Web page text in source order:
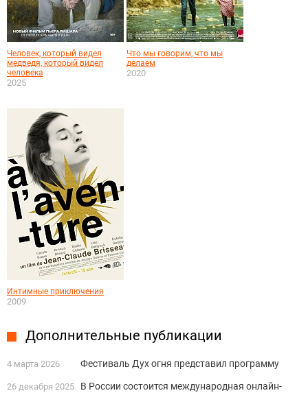
Человек, который видел
медведя, который видел
человека
2025
Что мы говорим, что мы
делаем
2020
Интимные приключения
2009
Дополнительные публикации
4 марта 2026 Фестиваль Дух огня представил программу
26 декабря 2025
В России состоится международная онлайн-